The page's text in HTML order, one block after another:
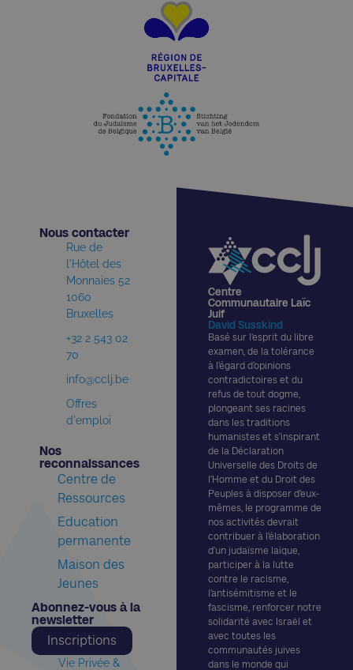
Centre
Communautaire Laïc
Juif
David Susskind
Basé sur l’esprit du libre
examen, de la tolérance
à l’égard d’opinions
contradictoires et du
refus de tout dogme,
plongeant ses racines
dans les traditions
humanistes et s’inspirant
de la Déclaration
Universelle des Droits de
l’Homme et du Droit des
Peuples à disposer d’eux-
mêmes, le programme de
nos activités devrait
contribuer à l’élaboration
d’un judaïsme laïque,
participer à la lutte
contre le racisme,
l’antisémitisme et le
fascisme, renforcer notre
solidarité avec Israël et
avec toutes les
communautés juives
dans le monde qui
Nous contacter​
Rue de
l'Hôtel des
Monnaies 52
1060
Bruxelles
+32 2 543 02
70
info@cclj.be
Offres
d'emploi
Nos
reconnaissances​
Centre de
Ressources
Education
permanente
Maison des
Jeunes
Abonnez-vous à la
newsletter​
Inscriptions
Vie Privée &